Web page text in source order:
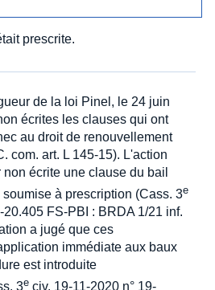
prescrite.
de la loi Pinel, le 24 juin
écrites les clauses qui ont
au droit de renouvellement
com. art. L 145-15). L'action
écrite une clause du bail
à prescription (Cass. 3e
20.405 FS-PBI : BRDA 1/21 inf.
a jugé que ces
immédiate aux baux
est introduite
3e civ. 19-11-2020 n° 19-